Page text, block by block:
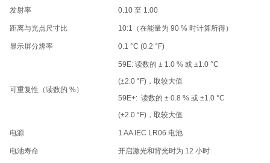
发射率 0.10 至 1.00
距离与光点尺寸比 10:1（在能量为 90 % 时计算所得）
显示屏分辨率 0.1 °C (0.2 °F)
可重复性（读数的 %）
59E: 读数的 ± 1.0 % 或 ±1.0 °C
(±2.0 °F)，取较大值
59E+: 读数的 ± 0.8 % 或 ±1.0 °C
(±2.0 °F)，取较大值
电源 1 AA IEC LR06 电池
电池寿命 开启激光和背光时为 12 小时